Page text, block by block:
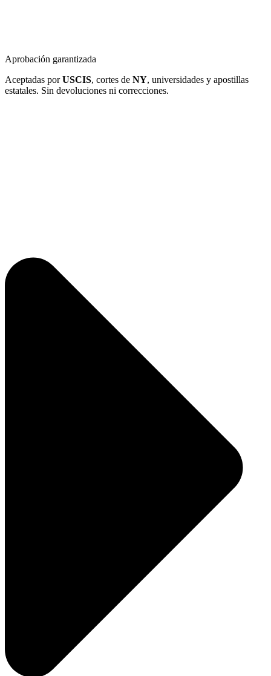
Aprobación garantizada
Aceptadas porUSCIS, cortes de NY, universidades y apostillas
estatales. Sin devoluciones ni correcciones.